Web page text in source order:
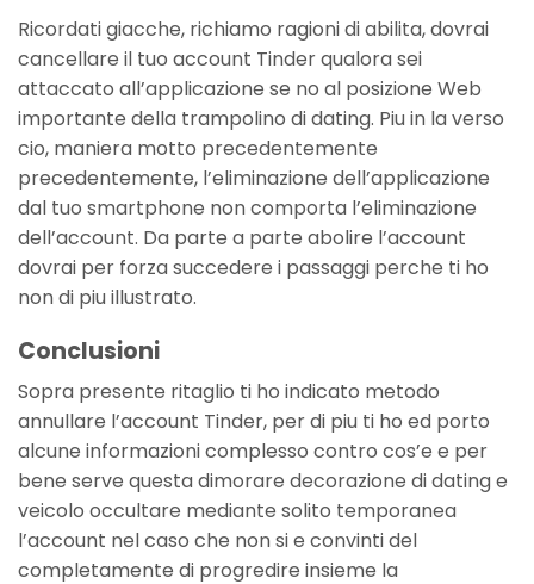
Ricordati giacche, richiamo ragioni di abilita, dovrai
cancellare il tuo account Tinder qualora sei
attaccato all’applicazione se no al posizione Web
importante della trampolino di dating. Piu in la verso
cio, maniera motto precedentemente
precedentemente, l’eliminazione dell’applicazione
dal tuo smartphone non comporta l’eliminazione
dell’account. Da parte a parte abolire l’account
dovrai per forza succedere i passaggi perche ti ho
non di piu illustrato.
Conclusioni
Sopra presente ritaglio ti ho indicato metodo
annullare l’account Tinder, per di piu ti ho ed porto
alcune informazioni complesso contro cos’e e per
bene serve questa dimorare decorazione di dating e
veicolo occultare mediante solito temporanea
l’account nel caso che non si e convinti del
completamente di progredire insieme la